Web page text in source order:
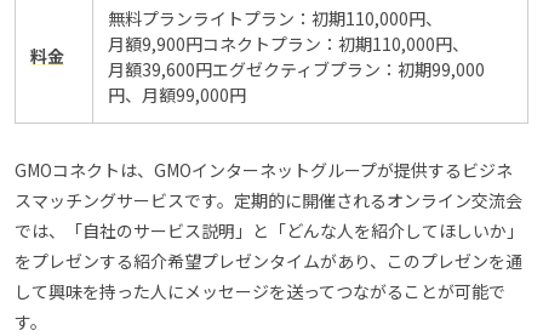
料金
無料プランライトプラン：初期110,000円、
月額9,900円コネクトプラン：初期110,000円、
月額39,600円エグゼクティブプラン：初期99,000
円、月額99,000円
GMOコネクトは、GMOインターネットグループが提供するビジネ
スマッチングサービスです。定期的に開催されるオンライン交流会
では、「自社のサービス説明」と「どんな人を紹介してほしいか」
をプレゼンする紹介希望プレゼンタイムがあり、このプレゼンを通
して興味を持った人にメッセージを送ってつながることが可能で
す。